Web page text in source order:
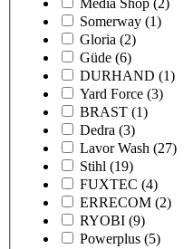
Media Shop (2)
Somerway (1)
Gloria (2)
Güde (6)
DURHAND (1)
Yard Force (3)
BRAST (1)
Dedra (3)
Lavor Wash (27)
Stihl (19)
FUXTEC (4)
ERRECOM (2)
RYOBI (9)
Powerplus (5)